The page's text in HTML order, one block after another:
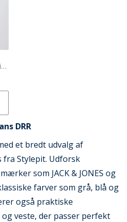
Brave Soul Herre Arkram Knittet Cardigan med Knapper Havregryn
DRR
et bredt udvalg af
Stylepit. Udforsk
som JACK & JONES og
farver som grå, blå og
også praktiske
veste, der passer perfekt